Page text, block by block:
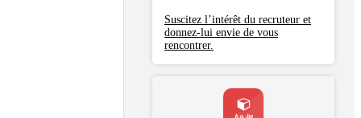
Suscitez l’intérêt du recruteur et
donnez-lui envie de vous
rencontrer.